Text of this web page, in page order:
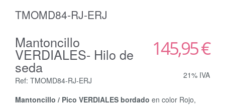
TMOMD84-RJ-ERJ
Mantoncillo
VERDIALES- Hilo de
seda
Ref: TMOMD84-RJ-ERJ
145,95 €
21% IVA
Mantoncillo / Pico VERDIALES bordado en color Rojo,